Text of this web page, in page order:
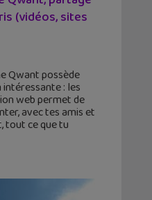
(vidéos, sites
Qwant possède
: les
web permet de
avec tes amis et
tout ce que tu